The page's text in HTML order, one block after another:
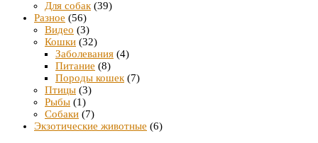
Для собак(39)
Разное (56)
Видео (3)
Кошки (32)
Заболевания (4)
Питание (8)
Породы кошек(7)
Птицы (3)
Рыбы (1)
Собаки (7)
Экзотические животные (6)